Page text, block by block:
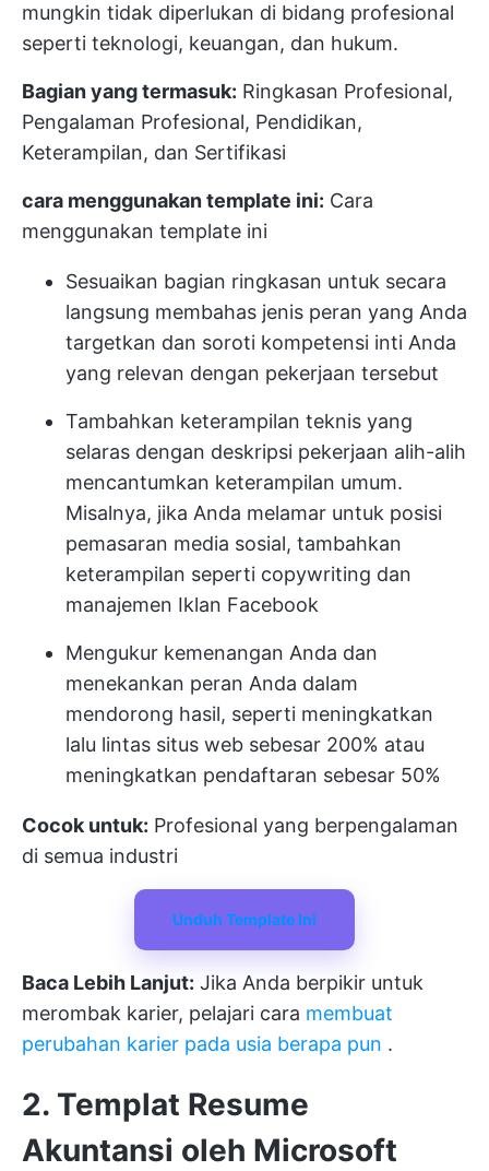
mungkin tidak diperlukan di bidang profesional
seperti teknologi, keuangan, dan hukum.
Bagian yang termasuk: Ringkasan Profesional,
Pengalaman Profesional, Pendidikan,
Keterampilan, dan Sertifikasi
cara menggunakan template ini: Cara
menggunakan template ini
Sesuaikan bagian ringkasan untuk secara
langsung membahas jenis peran yang Anda
targetkan dan soroti kompetensi inti Anda
yang relevan dengan pekerjaan tersebut
Tambahkan keterampilan teknis yang
selaras dengan deskripsi pekerjaan alih-alih
mencantumkan keterampilan umum.
Misalnya, jika Anda melamar untuk posisi
pemasaran media sosial, tambahkan
keterampilan seperti copywriting dan
manajemen Iklan Facebook
Mengukur kemenangan Anda dan
menekankan peran Anda dalam
mendorong hasil, seperti meningkatkan
lalu lintas situs web sebesar 200% atau
meningkatkan pendaftaran sebesar 50%
Cocok untuk: Profesional yang berpengalaman
di semua industri
Unduh Template Ini
Baca Lebih Lanjut: Jika Anda berpikir untuk
merombak karier, pelajari cara membuat
perubahan karier pada usia berapa pun .
2. Templat Resume
Akuntansi oleh Microsoft